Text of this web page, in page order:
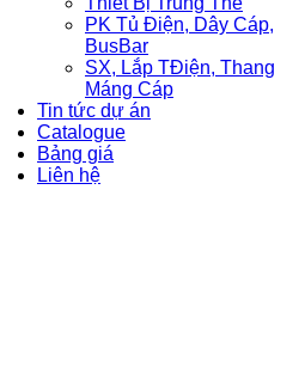
PK Tủ Điện, Dây Cáp,
BusBar
SX, Lắp TĐiện, Thang
Máng Cáp
Tin tức dự án
Catalogue
Bảng giá
Liên hệ